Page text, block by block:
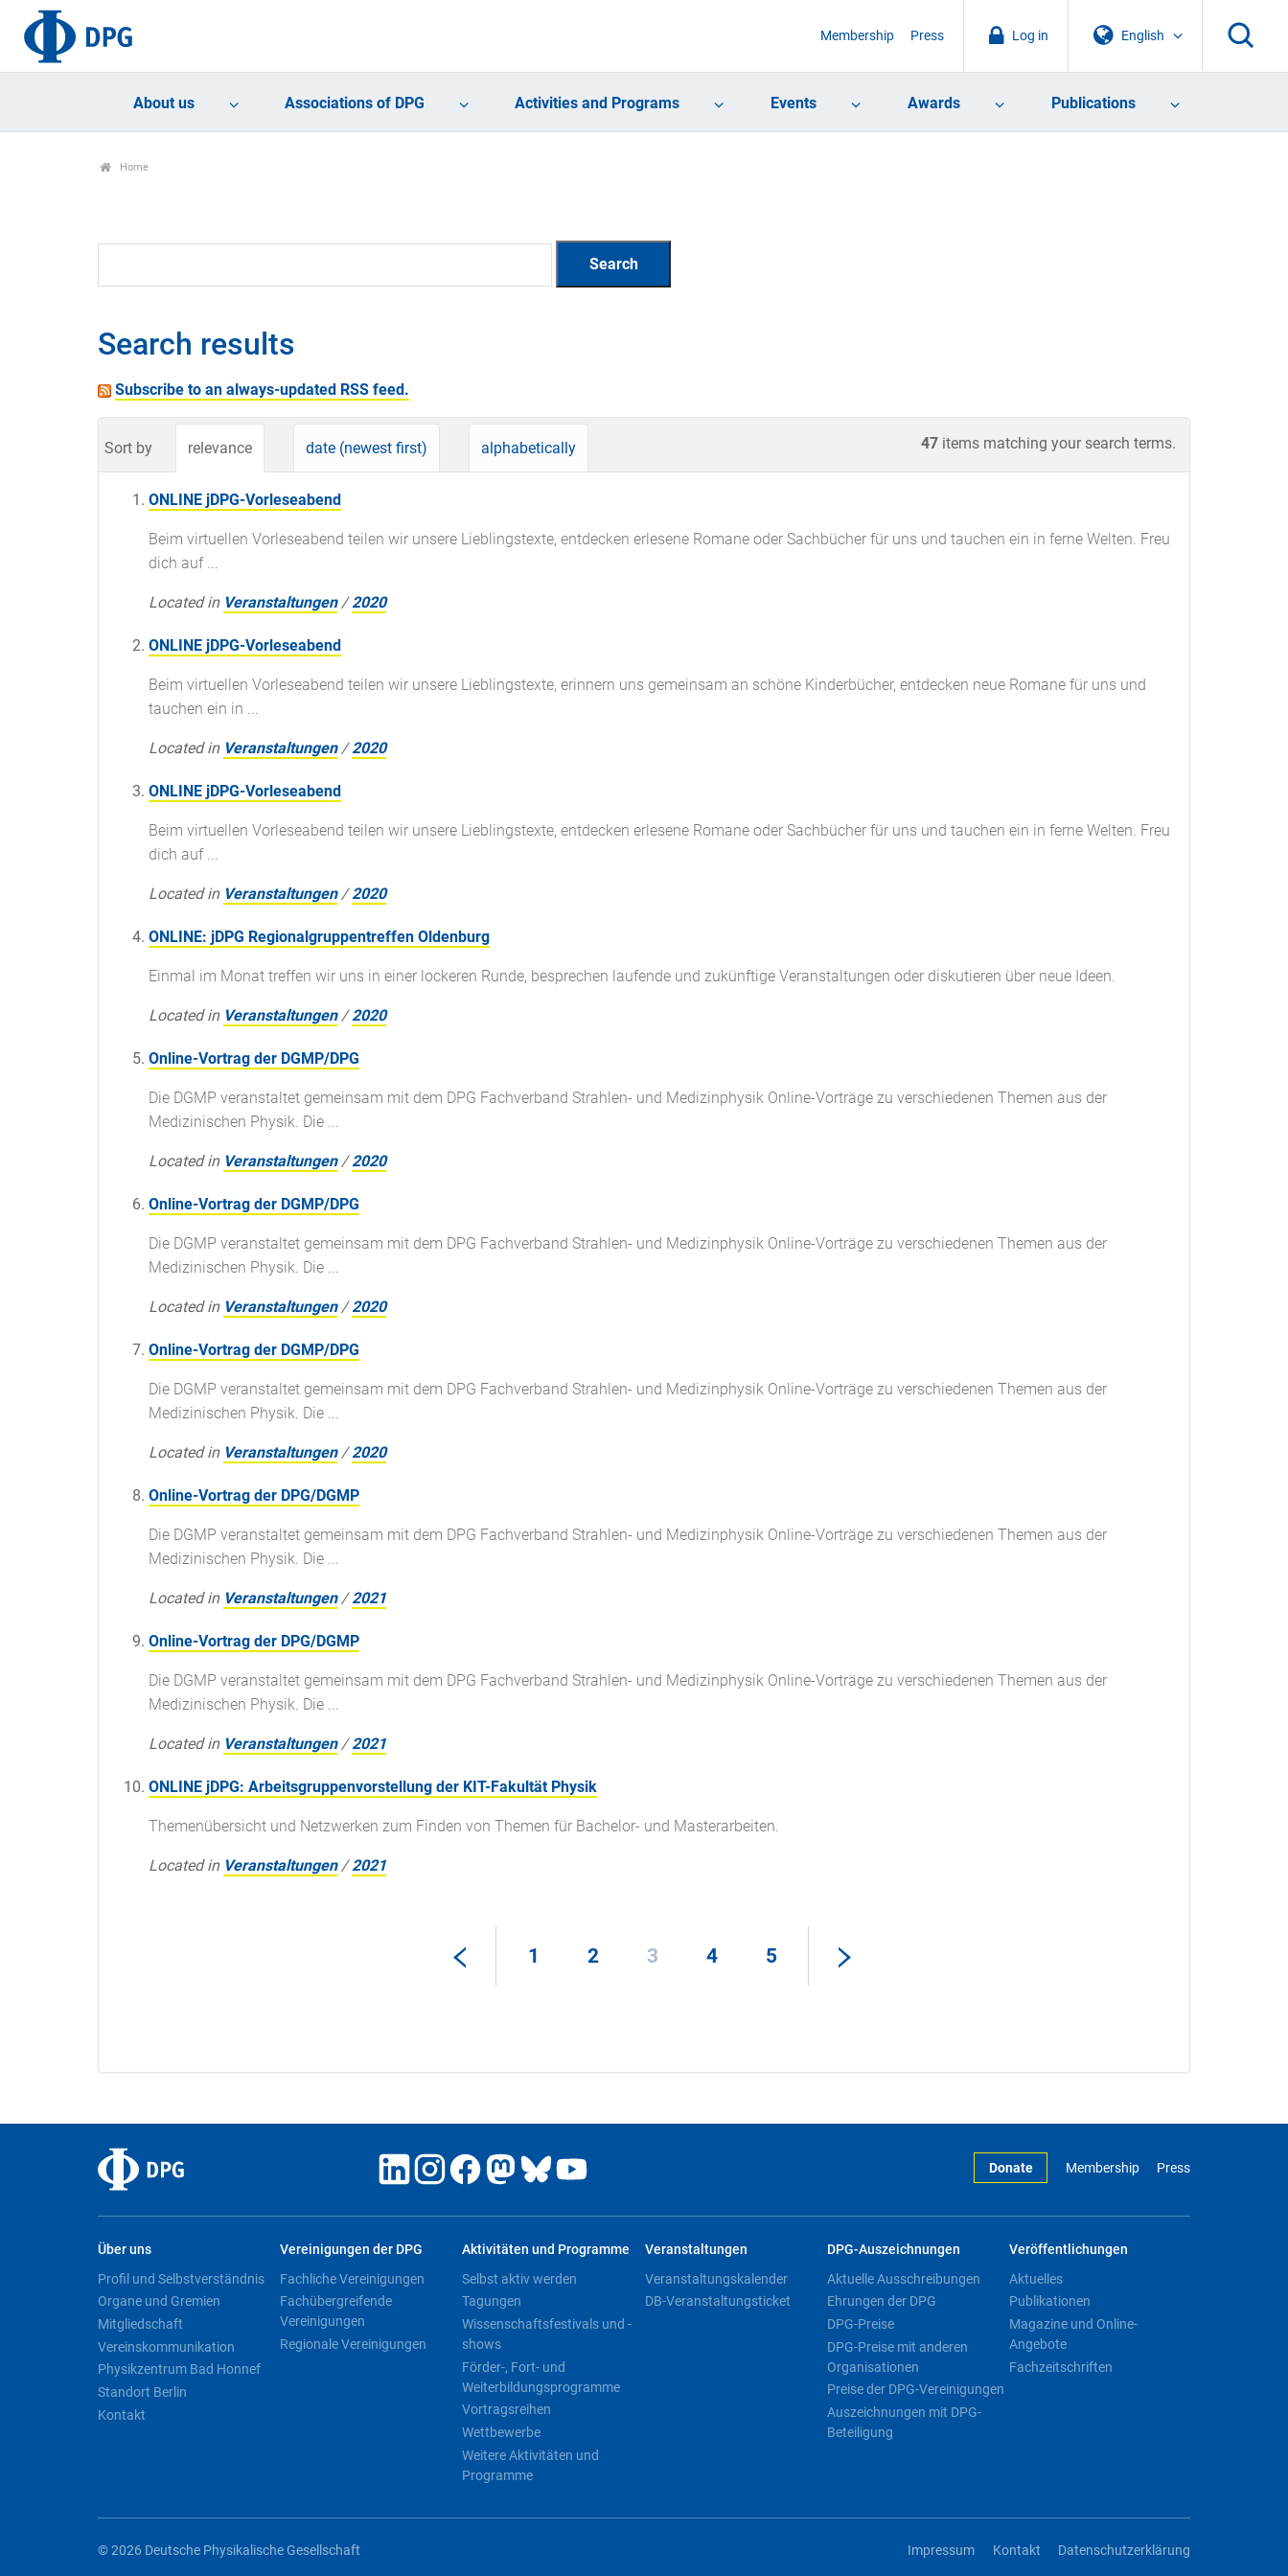
English
Log in
Membership Press
About us Associations of DPG Activities and Programs Events Awards Publications
Home
Search results
Subscribe to an always-updated RSS feed.
47 items matching your search terms.
Sort by relevance date (newest first) alphabetically
ONLINE jDPG-Vorleseabend
Beim virtuellen Vorleseabend teilen wir unsere Lieblingstexte, entdecken erlesene Romane oder Sachbücher für uns und tauchen ein in ferne Welten. Freu
dich auf ...
Located in Veranstaltungen /2020
ONLINE jDPG-Vorleseabend
Beim virtuellen Vorleseabend teilen wir unsere Lieblingstexte, erinnern uns gemeinsam an schöne Kinderbücher, entdecken neue Romane für uns und
tauchen ein in ...
Located in Veranstaltungen /2020
ONLINE jDPG-Vorleseabend
Beim virtuellen Vorleseabend teilen wir unsere Lieblingstexte, entdecken erlesene Romane oder Sachbücher für uns und tauchen ein in ferne Welten. Freu
dich auf ...
Located in Veranstaltungen /2020
ONLINE: jDPG Regionalgruppentreffen Oldenburg
Einmal im Monat treffen wir uns in einer lockeren Runde, besprechen laufende und zukünftige Veranstaltungen oder diskutieren über neue Ideen.
Located in Veranstaltungen /2020
Online-Vortrag der DGMP/DPG
Die DGMP veranstaltet gemeinsam mit dem DPG Fachverband Strahlen- und Medizinphysik Online-Vorträge zu verschiedenen Themen aus der
Medizinischen Physik. Die ...
Located in Veranstaltungen /2020
Online-Vortrag der DGMP/DPG
Die DGMP veranstaltet gemeinsam mit dem DPG Fachverband Strahlen- und Medizinphysik Online-Vorträge zu verschiedenen Themen aus der
Medizinischen Physik. Die ...
Located in Veranstaltungen /2020
Online-Vortrag der DGMP/DPG
Die DGMP veranstaltet gemeinsam mit dem DPG Fachverband Strahlen- und Medizinphysik Online-Vorträge zu verschiedenen Themen aus der
Medizinischen Physik. Die ...
Located in Veranstaltungen /2020
Online-Vortrag der DPG/DGMP
Die DGMP veranstaltet gemeinsam mit dem DPG Fachverband Strahlen- und Medizinphysik Online-Vorträge zu verschiedenen Themen aus der
Medizinischen Physik. Die ...
Located in Veranstaltungen /2021
Online-Vortrag der DPG/DGMP
Die DGMP veranstaltet gemeinsam mit dem DPG Fachverband Strahlen- und Medizinphysik Online-Vorträge zu verschiedenen Themen aus der
Medizinischen Physik. Die ...
Located in Veranstaltungen /2021
ONLINE jDPG: Arbeitsgruppenvorstellung der KIT-Fakultät Physik
Themenübersicht und Netzwerken zum Finden von Themen für Bachelor- und Masterarbeiten.
Located in Veranstaltungen /2021
1 2 3 4 5
Donate Membership Press
Über uns
Profil und Selbstverständnis
Organe und Gremien
Mitgliedschaft
Vereinskommunikation
Physikzentrum Bad Honnef
Standort Berlin
Kontakt
Vereinigungen der DPG
Fachliche Vereinigungen
Fachübergreifende
Vereinigungen
Regionale Vereinigungen
Aktivitäten und Programme
Selbst aktiv werden
Tagungen
Wissenschaftsfestivals und -
shows
Förder-, Fort- und
Weiterbildungsprogramme
Vortragsreihen
Wettbewerbe
Weitere Aktivitäten und
Programme
Veranstaltungen
Veranstaltungskalender
DB-Veranstaltungsticket
DPG-Auszeichnungen
Aktuelle Ausschreibungen
Ehrungen der DPG
DPG-Preise
DPG-Preise mit anderen
Organisationen
Preise der DPG-Vereinigungen
Auszeichnungen mit DPG-
Beteiligung
Veröffentlichungen
Aktuelles
Publikationen
Magazine und Online-
Angebote
Fachzeitschriften
© 2026 Deutsche Physikalische Gesellschaft Impressum Kontakt Datenschutzerklärung